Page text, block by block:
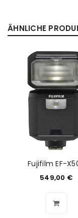
ÄHNLICHE
Fujifilm EF-
549,00 €